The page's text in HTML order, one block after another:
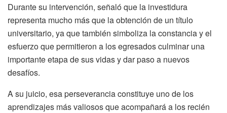
Durante su intervención, señaló que la investidura
representa mucho más que la obtención de un título
universitario, ya que también simboliza la constancia y el
esfuerzo que permitieron a los egresados culminar una
importante etapa de sus vidas y dar paso a nuevos
desafíos.
A su juicio, esa perseverancia constituye uno de los
aprendizajes más valiosos que acompañará a los recién